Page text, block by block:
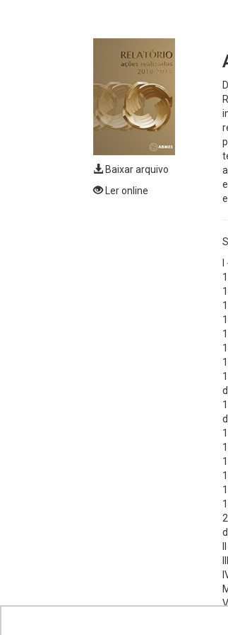
Baixar arquivo
Ler online